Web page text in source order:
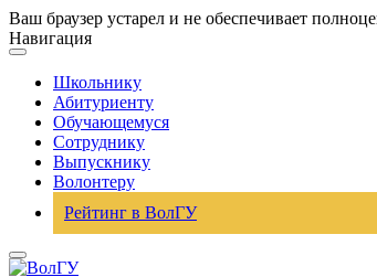
Ваш браузер устарел и не обеспечивает
Навигация
Школьнику
Абитуриенту
Обучающемуся
Сотруднику
Выпускнику
Волонтеру
Рейтинг в ВолГУ